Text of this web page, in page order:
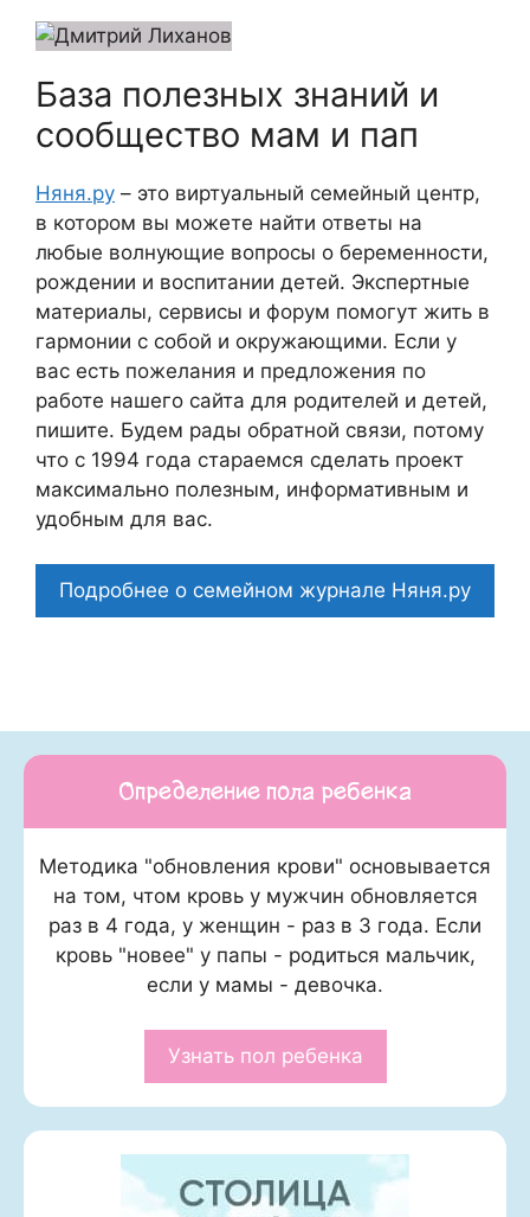
База полезных знаний и
сообщество мам и пап
Няня.ру – это виртуальный семейный центр,
в котором вы можете найти ответы на
любые волнующие вопросы о беременности,
рождении и воспитании детей. Экспертные
материалы, сервисы и форум помогут жить в
гармонии с собой и окружающими. Если у
вас есть пожелания и предложения по
работе нашего сайта для родителей и детей,
пишите. Будем рады обратной связи, потому
что c 1994 года стараемся сделать проект
максимально полезным, информативным и
удобным для вас.
Подробнее о семейном журнале Няня.ру
Определение пола ребенка
Методика "обновления крови" основывается
на том, чтом кровь у мужчин обновляется
раз в 4 года, у женщин - раз в 3 года. Если
кровь "новее" у папы - родиться мальчик,
если у мамы - девочка.
Узнать пол ребенка